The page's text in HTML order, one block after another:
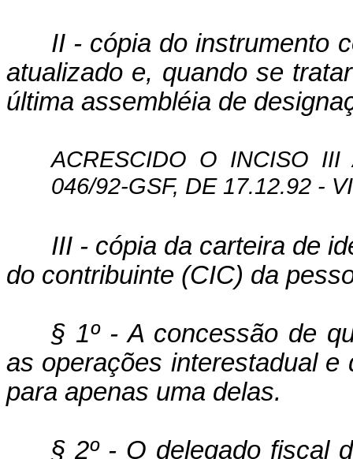
II - cópia do instrumento
atua­lizado e, quando se
última assem­bléia de
ACRESCIDO O INCISO
046/92-GSF, DE 17.12.92 -
III - cópia da carteira de
do contri­buinte (CIC) da
§ 1º - A concessão de
as operações interestadual
para apenas uma delas.
§ 2º - O delegado fiscal